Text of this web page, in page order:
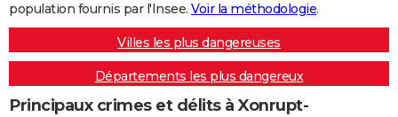
population fournis par l'Insee. Voir la méthodologie.
Villes les plus dangereuses
Départements les plus dangereux
Principaux crimes et délits à Xonrupt-